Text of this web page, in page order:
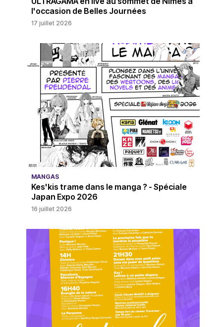
l'occasion de Belles Journées
17 juillet 2026
MANGAS
Kes'kis trame dans le manga ? - Spéciale
Japan Expo 2026
16 juillet 2026